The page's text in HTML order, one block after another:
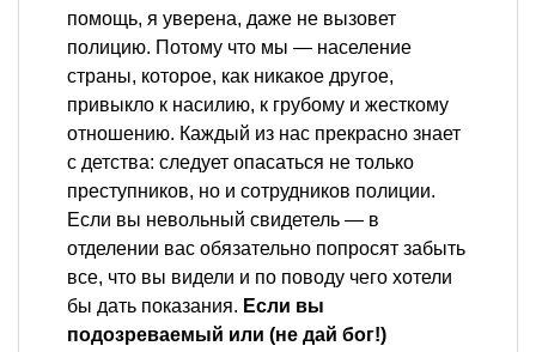
помощь, я уверена, даже не вызовет
полицию. Потому что мы — население
страны, которое, как никакое другое,
привыкло к насилию, к грубому и жесткому
отношению. Каждый из нас прекрасно знает
с детства: следует опасаться не только
преступников, но и сотрудников полиции.
Если вы невольный свидетель — в
отделении вас обязательно попросят забыть
все, что вы видели и по поводу чего хотели
бы дать показания. Если вы
подозреваемый или (не дай бог!)